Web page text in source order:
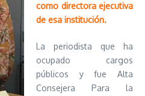
como directora ejecutiva
de esa institución.
La periodista que ha
ocupado cargos
públicos y fue Alta
Consejera Para la